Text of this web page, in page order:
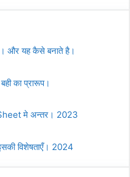
और यह कैसे बनाते है।
का प्रारूप।
मे अन्तर। 2023
विशेषताएँ। 2024